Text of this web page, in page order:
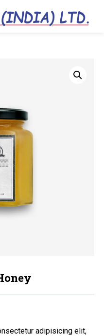
adipisicing elit,